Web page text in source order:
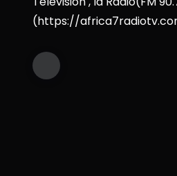
(https://